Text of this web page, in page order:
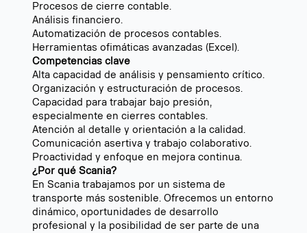
Procesos de cierre contable.
Análisis financiero.
Automatización de procesos contables.
Herramientas ofimáticas avanzadas (Excel).
Competencias clave
Alta capacidad de análisis y pensamiento crítico.
Organización y estructuración de procesos.
Capacidad para trabajar bajo presión,
especialmente en cierres contables.
Atención al detalle y orientación a la calidad.
Comunicación asertiva y trabajo colaborativo.
Proactividad y enfoque en mejora continua.
¿Por qué Scania?
En Scania trabajamos por un sistema de
transporte más sostenible. Ofrecemos un entorno
dinámico, oportunidades de desarrollo
profesional y la posibilidad de ser parte de una